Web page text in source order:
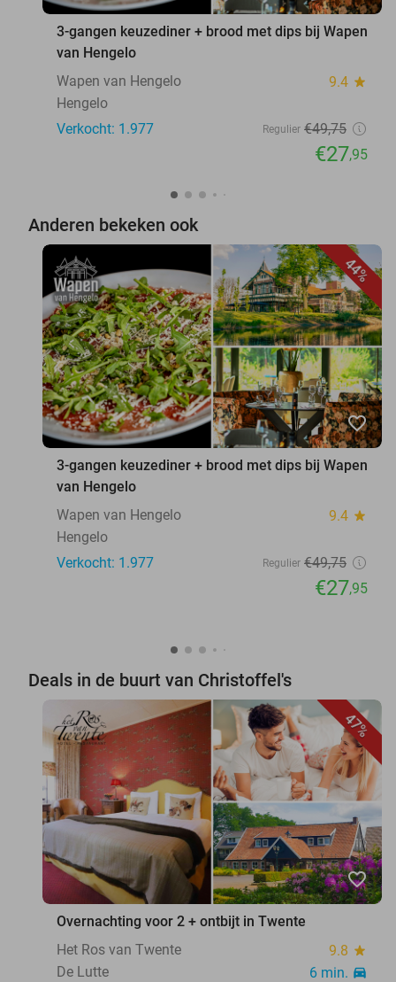
3-gangen keuzediner + brood met dips bij Wapen
van Hengelo
Wapen van Hengelo
9.4 star
Hengelo
Verkocht: 1.977
Regulier €49,75
€27,95
Anderen bekeken ook
44%
favorite_border
3-gangen keuzediner + brood met dips bij Wapen
van Hengelo
Wapen van Hengelo
9.4 star
Hengelo
Verkocht: 1.977
Regulier €49,75
€27,95
Deals in de buurt van Christoffel's
47%
favorite_border
Overnachting voor 2 + ontbijt in Twente
Het Ros van Twente
9.8 star
De Lutte 6 min. directions_car